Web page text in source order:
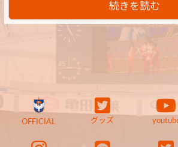
続きを読む
OFFICIAL グッズ